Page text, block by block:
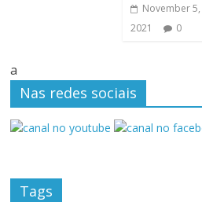
November 5,
2021
0
a
Nas redes sociais
Tags